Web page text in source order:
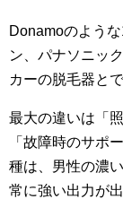
Donamoのよう
ン、パナソニッ
カーの脱毛器と
最大の違いは「
「故障時のサポ
種は、男性の濃
常に強い出力が